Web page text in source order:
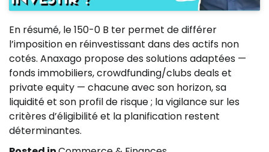
En résumé, le 150-0 B ter permet de différer
l’imposition en réinvestissant dans des actifs non
cotés. Anaxago propose des solutions adaptées —
fonds immobiliers, crowdfunding/clubs deals et
private equity — chacune avec son horizon, sa
liquidité et son profil de risque ; la vigilance sur les
critères d’éligibilité et la planification restent
déterminantes.